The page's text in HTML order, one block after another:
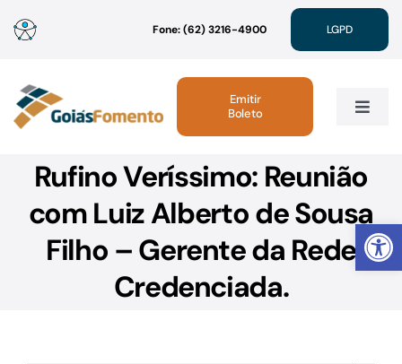
Abrir
para
conteúdo
Fone: (62) 3216-4900 LGPD
Toggle
Institucional
Atendimento
Emitir
Boleto
Rufino Veríssimo: Reunião
com Luiz Alberto de Sousa
Filho – Gerente da Rede
Credenciada.